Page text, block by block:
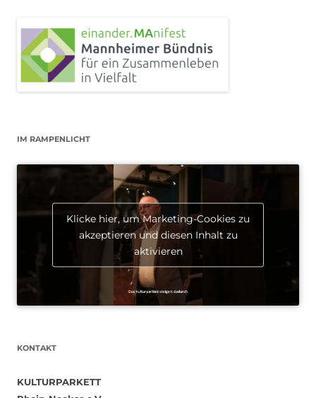
IM RAMPENLICHT
Klicke hier, um Marketing-Cookies zu
akzeptieren und diesen Inhalt zu
aktivieren
KONTAKT
KULTURPARKETT